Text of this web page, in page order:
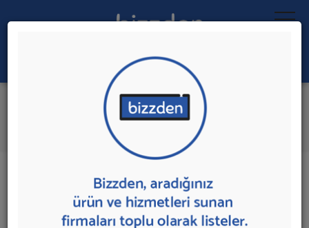
Ara:
Moda Tasarım Kursu
İlk 1 Firmaya Mesaj Gönder